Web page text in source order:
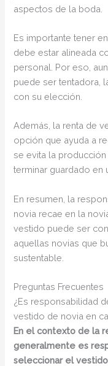
aspectos de la boda.
Es importante tener
debe estar alineada
personal. Por eso,
puede ser tentadora,
con su elección.
Además, la renta de
opción que ayuda a
se evita la
terminar guardado en
En resumen, la
novia recae en la
vestido puede ser
aquellas novias que
sustentable.
Preguntas Frecuentes
¿Es responsabilidad
vestido de novia en
En el contexto de la
generalmente es
seleccionar el